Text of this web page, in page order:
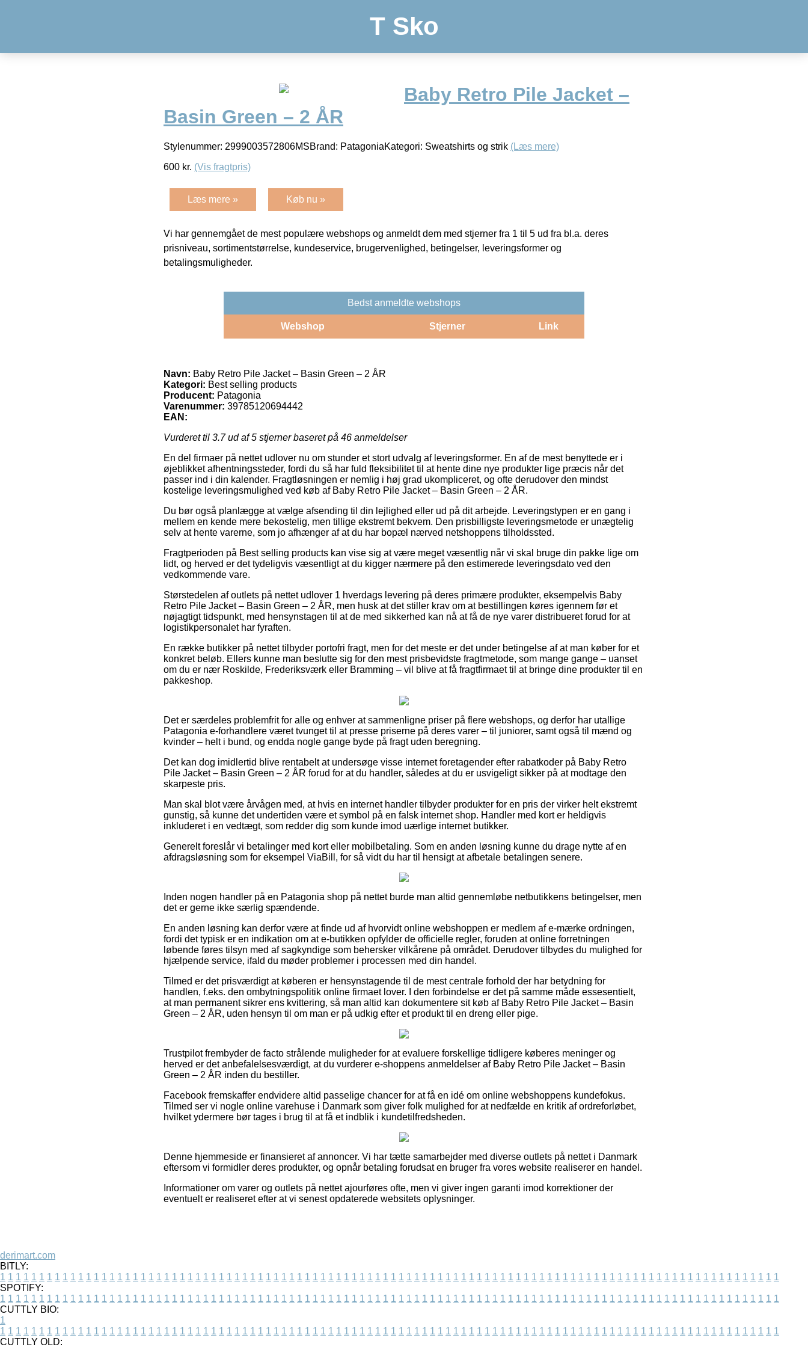
T Sko
Baby Retro Pile Jacket –
Basin Green – 2 ÅR
Stylenummer: 2999003572806MSBrand: PatagoniaKategori: Sweatshirts og strik (Læs mere)
600 kr. (Vis fragtpris)
Læs mere » Køb nu »
Vi har gennemgået de mest populære webshops og anmeldt dem med stjerner fra 1 til 5 ud fra bl.a. deres
prisniveau, sortimentstørrelse, kundeservice, brugervenlighed, betingelser, leveringsformer og
betalingsmuligheder.
Bedst anmeldte webshops
Webshop Stjerner Link
Navn: Baby Retro Pile Jacket – Basin Green – 2 ÅR
Kategori: Best selling products
Producent: Patagonia
Varenummer: 39785120694442
EAN:
Vurderet til 3.7ud af 5 stjerner baseret på 46 anmeldelser
En del firmaer på nettet udlover nu om stunder et stort udvalg af leveringsformer. En af de mest benyttede er i
øjeblikket afhentningssteder, fordi du så har fuld fleksibilitet til at hente dine nye produkter lige præcis når det
passer ind i din kalender. Fragtløsningen er nemlig i høj grad ukompliceret, og ofte derudover den mindst
kostelige leveringsmulighed ved køb af Baby Retro Pile Jacket – Basin Green – 2 ÅR.
Du bør også planlægge at vælge afsending til din lejlighed eller ud på dit arbejde. Leveringstypen er en gang i
mellem en kende mere bekostelig, men tillige ekstremt bekvem. Den prisbilligste leveringsmetode er unægtelig
selv at hente varerne, som jo afhænger af at du har bopæl nærved netshoppens tilholdssted.
Fragtperioden på Best selling products kan vise sig at være meget væsentlig når vi skal bruge din pakke lige om
lidt, og herved er det tydeligvis væsentligt at du kigger nærmere på den estimerede leveringsdato ved den
vedkommende vare.
Størstedelen af outlets på nettet udlover 1 hverdags levering på deres primære produkter, eksempelvis Baby
Retro Pile Jacket – Basin Green – 2 ÅR, men husk at det stiller krav om at bestillingen køres igennem før et
nøjagtigt tidspunkt, med hensynstagen til at de med sikkerhed kan nå at få de nye varer distribueret forud for at
logistikpersonalet har fyraften.
En række butikker på nettet tilbyder portofri fragt, men for det meste er det under betingelse af at man køber for et
konkret beløb. Ellers kunne man beslutte sig for den mest prisbevidste fragtmetode, som mange gange – uanset
om du er nær Roskilde, Frederiksværk eller Bramming – vil blive at få fragtfirmaet til at bringe dine produkter til en
pakkeshop.
Det er særdeles problemfrit for alle og enhver at sammenligne priser på flere webshops, og derfor har utallige
Patagonia e-forhandlere været tvunget til at presse priserne på deres varer – til juniorer, samt også til mænd og
kvinder – helt i bund, og endda nogle gange byde på fragt uden beregning.
Det kan dog imidlertid blive rentabelt at undersøge visse internet foretagender efter rabatkoder på Baby Retro
Pile Jacket – Basin Green – 2 ÅR forud for at du handler, således at du er usvigeligt sikker på at modtage den
skarpeste pris.
Man skal blot være årvågen med, at hvis en internet handler tilbyder produkter for en pris der virker helt ekstremt
gunstig, så kunne det undertiden være et symbol på en falsk internet shop. Handler med kort er heldigvis
inkluderet i en vedtægt, som redder dig som kunde imod uærlige internet butikker.
Generelt foreslår vi betalinger med kort eller mobilbetaling. Som en anden løsning kunne du drage nytte af en
afdragsløsning som for eksempel ViaBill, for så vidt du har til hensigt at afbetale betalingen senere.
Inden nogen handler på en Patagonia shop på nettet burde man altid gennemløbe netbutikkens betingelser, men
det er gerne ikke særlig spændende.
En anden løsning kan derfor være at finde ud af hvorvidt online webshoppen er medlem af e-mærke ordningen,
fordi det typisk er en indikation om at e-butikken opfylder de officielle regler, foruden at online forretningen
løbende føres tilsyn med af sagkyndige som behersker vilkårene på området. Derudover tilbydes du mulighed for
hjælpende service, ifald du møder problemer i processen med din handel.
Tilmed er det prisværdigt at køberen er hensynstagende til de mest centrale forhold der har betydning for
handlen, f.eks. den ombytningspolitik online firmaet lover. I den forbindelse er det på samme måde essesentielt,
at man permanent sikrer ens kvittering, så man altid kan dokumentere sit køb af Baby Retro Pile Jacket – Basin
Green – 2 ÅR, uden hensyn til om man er på udkig efter et produkt til en dreng eller pige.
Trustpilot frembyder de facto strålende muligheder for at evaluere forskellige tidligere køberes meninger og
herved er det anbefalelsesværdigt, at du vurderer e-shoppens anmeldelser af Baby Retro Pile Jacket – Basin
Green – 2 ÅR inden du bestiller.
Facebook fremskaffer endvidere altid passelige chancer for at få en idé om online webshoppens kundefokus.
Tilmed ser vi nogle online varehuse i Danmark som giver folk mulighed for at nedfælde en kritik af ordreforløbet,
hvilket ydermere bør tages i brug til at få et indblik i kundetilfredsheden.
Denne hjemmeside er finansieret af annoncer. Vi har tætte samarbejder med diverse outlets på nettet i Danmark
eftersom vi formidler deres produkter, og opnår betaling forudsat en bruger fra vores website realiserer en handel.
Informationer om varer og outlets på nettet ajourføres ofte, men vi giver ingen garanti imod korrektioner der
eventuelt er realiseret efter at vi senest opdaterede websitets oplysninger.
derimart.com
BITLY:
1 1 1 1 1 1 1 1 1 1 1 1 1 1 1 1 1 1 1 1 1 1 1 1 1 1 1 1 1 1 1 1 1 1 1 1 1 1 1 1 1 1 1 1 1 1 1 1 1 1 1 1 1 1 1 1 1 1 1 1 1 1 1 1 1 1 1 1 1 1 1 1 1 1 1 1 1 1 1 1 1 1 1 1 1 1 1 1 1 1 1 1 1 1 1 1 1 1 1 1
SPOTIFY:
1 1 1 1 1 1 1 1 1 1 1 1 1 1 1 1 1 1 1 1 1 1 1 1 1 1 1 1 1 1 1 1 1 1 1 1 1 1 1 1 1 1 1 1 1 1 1 1 1 1 1 1 1 1 1 1 1 1 1 1 1 1 1 1 1 1 1 1 1 1 1 1 1 1 1 1 1 1 1 1 1 1 1 1 1 1 1 1 1 1 1 1 1 1 1 1 1 1 1 1
CUTTLY BIO:
1
1 1 1 1 1 1 1 1 1 1 1 1 1 1 1 1 1 1 1 1 1 1 1 1 1 1 1 1 1 1 1 1 1 1 1 1 1 1 1 1 1 1 1 1 1 1 1 1 1 1 1 1 1 1 1 1 1 1 1 1 1 1 1 1 1 1 1 1 1 1 1 1 1 1 1 1 1 1 1 1 1 1 1 1 1 1 1 1 1 1 1 1 1 1 1 1 1 1 1 1
CUTTLY OLD: